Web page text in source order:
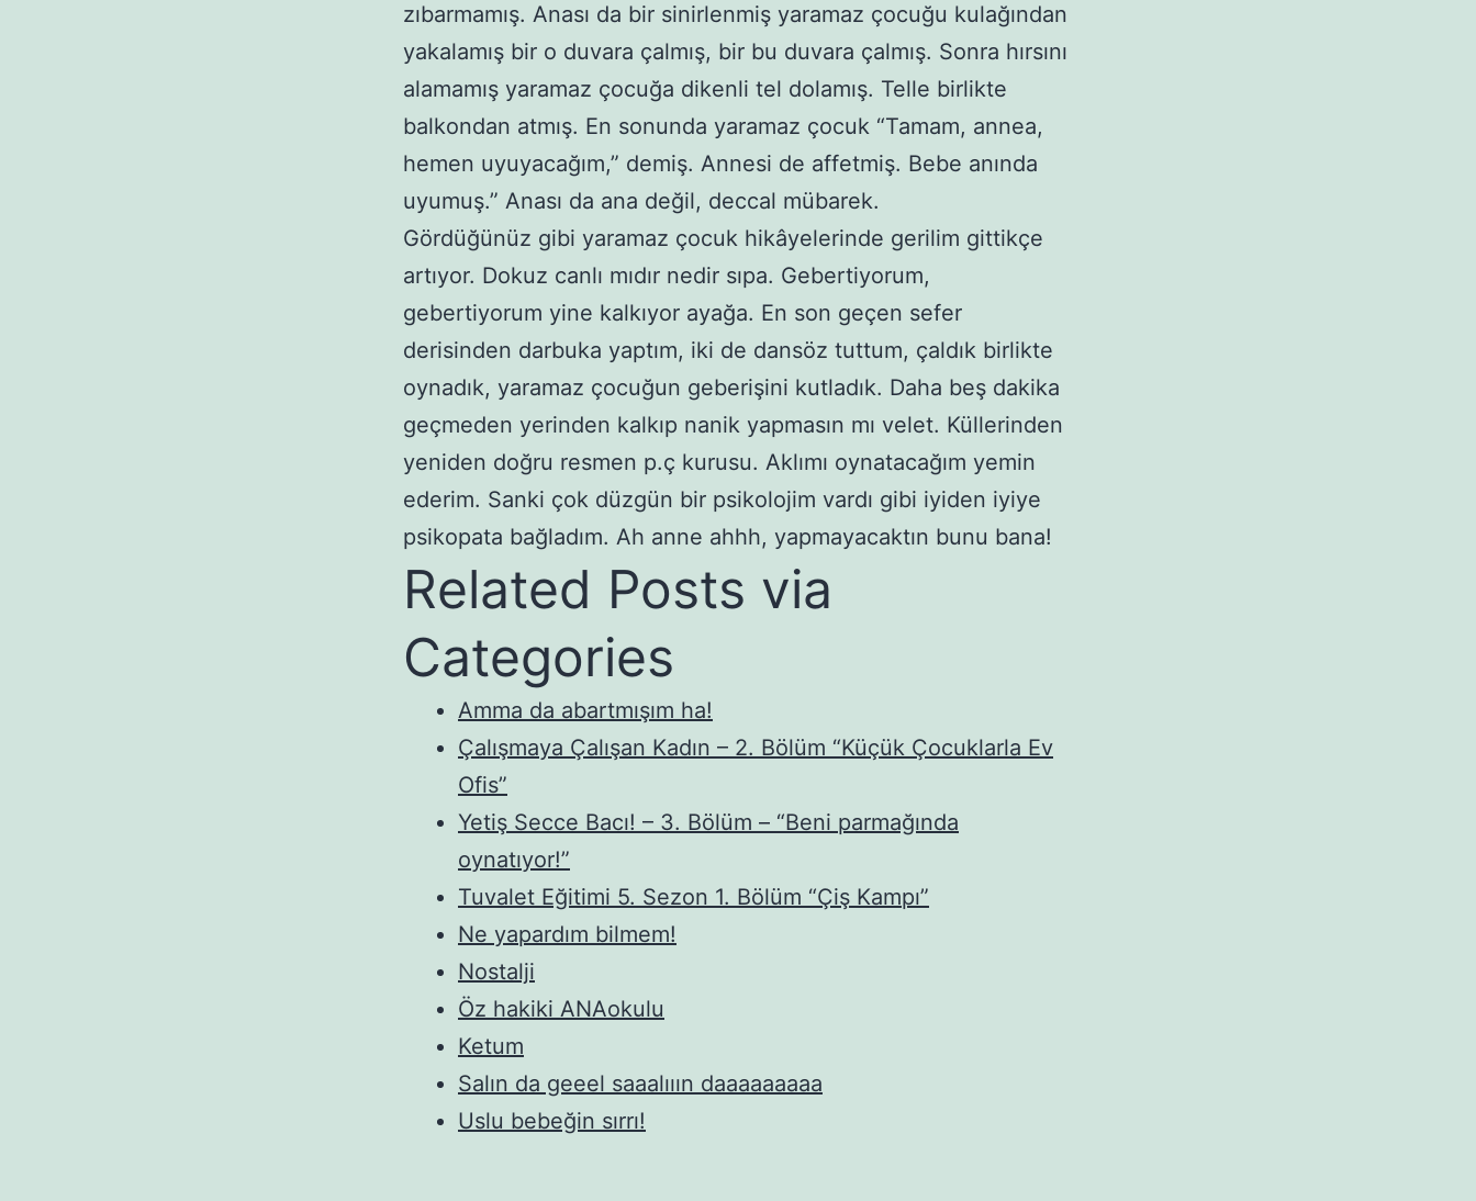
zıbarmamış. Anası da bir sinirlenmiş yaramaz çocuğu kulağından
yakalamış bir o duvara çalmış, bir bu duvara çalmış. Sonra hırsını
alamamış yaramaz çocuğa dikenli tel dolamış. Telle birlikte
balkondan atmış. En sonunda yaramaz çocuk “Tamam, annea,
hemen uyuyacağım,” demiş. Annesi de affetmiş. Bebe anında
uyumuş.” Anası da ana değil, deccal mübarek.
Gördüğünüz gibi yaramaz çocuk hikâyelerinde gerilim gittikçe
artıyor. Dokuz canlı mıdır nedir sıpa. Gebertiyorum,
gebertiyorum yine kalkıyor ayağa. En son geçen sefer
derisinden darbuka yaptım, iki de dansöz tuttum, çaldık birlikte
oynadık, yaramaz çocuğun geberişini kutladık. Daha beş dakika
geçmeden yerinden kalkıp nanik yapmasın mı velet. Küllerinden
yeniden doğru resmen p.ç kurusu. Aklımı oynatacağım yemin
ederim. Sanki çok düzgün bir psikolojim vardı gibi iyiden iyiye
psikopata bağladım. Ah anne ahhh, yapmayacaktın bunu bana!
Related Posts via
Categories
Amma da abartmışım ha!
Çalışmaya Çalışan Kadın – 2. Bölüm “Küçük Çocuklarla Ev
Ofis”
Yetiş Secce Bacı! – 3. Bölüm – “Beni parmağında
oynatıyor!”
Tuvalet Eğitimi 5. Sezon 1. Bölüm “Çiş Kampı”
Ne yapardım bilmem!
Nostalji
Öz hakiki ANAokulu
Ketum
Salın da geeel saaalııın daaaaaaaaa
Uslu bebeğin sırrı!